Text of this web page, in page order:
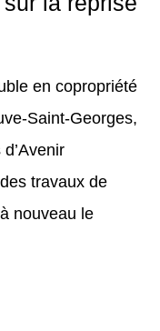
en copropriété
Saint-Georges,
travaux de
nouveau le